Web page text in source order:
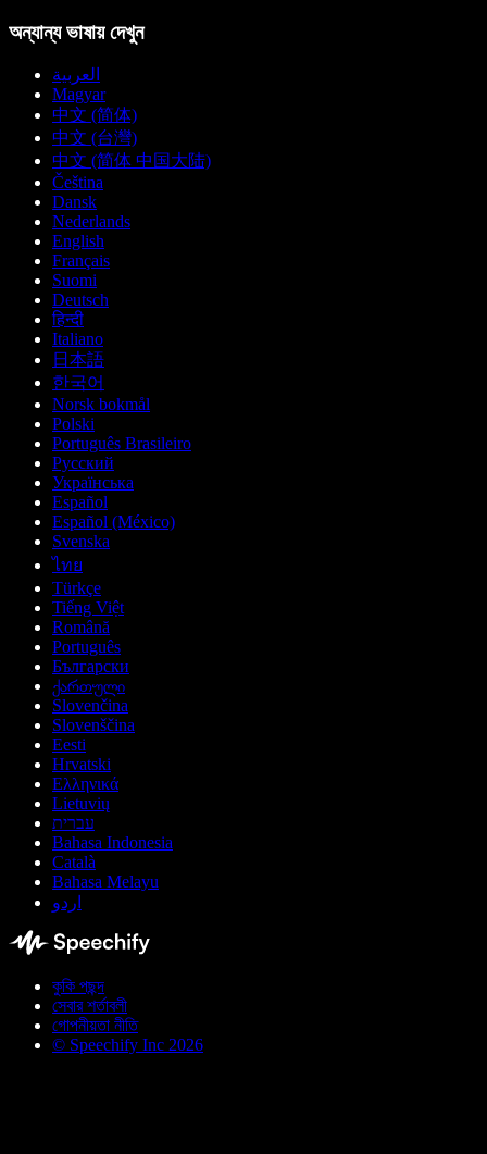
অন্যান্য ভাষায় দেখুন
العربية
Magyar
中文 (简体)
中文 (台灣)
中文 (简体 中国大陆)
Čeština
Dansk
Nederlands
English
Français
Suomi
Deutsch
हिन्दी
Italiano
日本語
한국어
Norsk bokmål
Polski
Português Brasileiro
Русский
Українська
Español
Español (México)
Svenska
ไทย
Türkçe
Tiếng Việt
Română
Português
Български
ქართული
Slovenčina
Slovenščina
Eesti
Hrvatski
Ελληνικά
Lietuvių
עברית
Bahasa Indonesia
Català
Bahasa Melayu
اردو
কুকি পছন্দ
সেবার শর্তাবলী
গোপনীয়তা নীতি
© Speechify Inc 2026